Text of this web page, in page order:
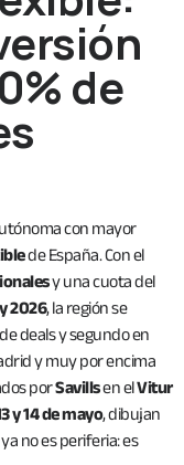
de
con mayor
de España. Con el
y una cuota del
2026, la región se
deals y segundo en
y muy por encima
porSavillsen elVitur
y 14 de mayo, dibujan
no es periferia: es